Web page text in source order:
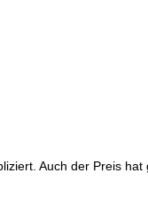
Auch der Preis hat